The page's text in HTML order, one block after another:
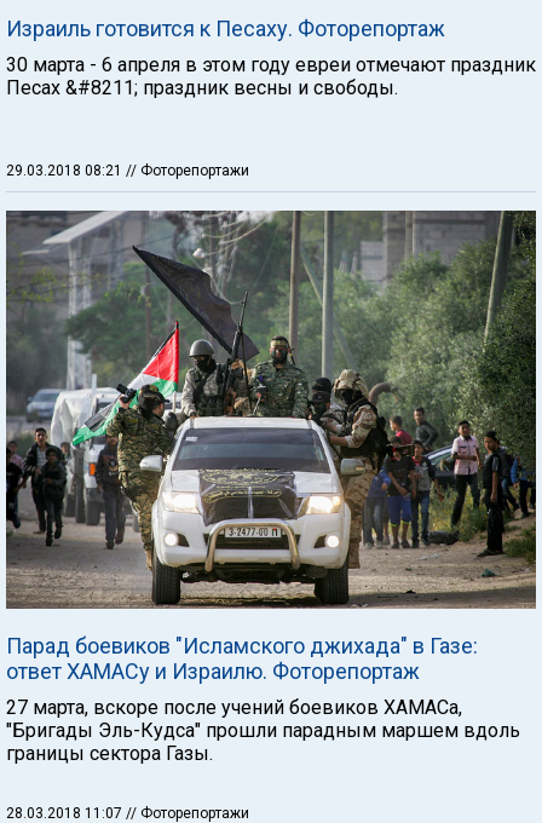
Израиль готовится к Песаху. Фоторепортаж
30 марта - 6 апреля в этом году евреи отмечают праздник
Песах &#8211; праздник весны и свободы.
29.03.2018 08:21 // Фоторепортажи
Парад боевиков "Исламского джихада" в Газе:
ответ ХАМАСу и Израилю. Фоторепортаж
27 марта, вскоре после учений боевиков ХАМАСа,
"Бригады Эль-Кудса" прошли парадным маршем вдоль
границы сектора Газы.
28.03.2018 11:07 // Фоторепортажи